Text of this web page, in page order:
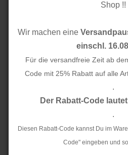
Shop !!
Wir machen eine
einschl.
Für die versandfreie Zeit ab
Code mit 25% Rabatt auf alle
.
Der Rabatt-Code
.
Diesen Rabatt-Code kannst Du im
Code" eingeben und